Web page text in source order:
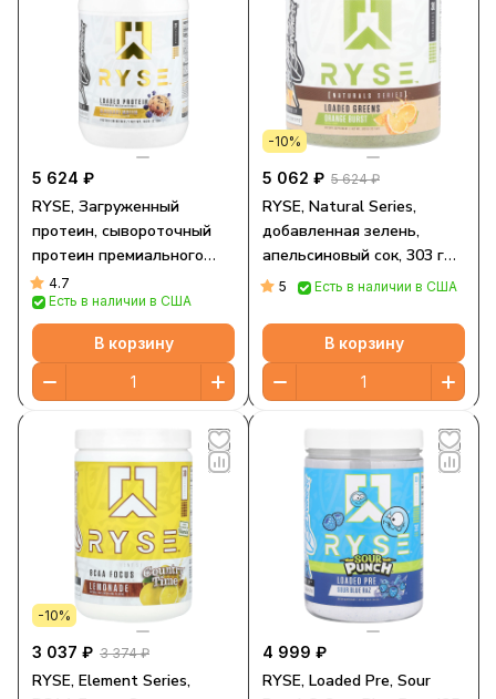
5 624 ₽
RYSE, Загруженный
протеин, сывороточный
протеин премиального
качества со
среднецепочечными
триглицеридами, голубика,
942 г (2,1 фунта)
4.7
Есть в наличии в США
В корзину
-10%
5 062 ₽ 5 624 ₽
RYSE, Natural Series,
добавленная зелень,
апельсиновый сок, 303 г
(10,7 унции)
5 Есть в наличии в США
В корзину
-10%
3 037 ₽ 3 374 ₽
RYSE, Element Series,
4 999 ₽
RYSE, Loaded Pre, Sour